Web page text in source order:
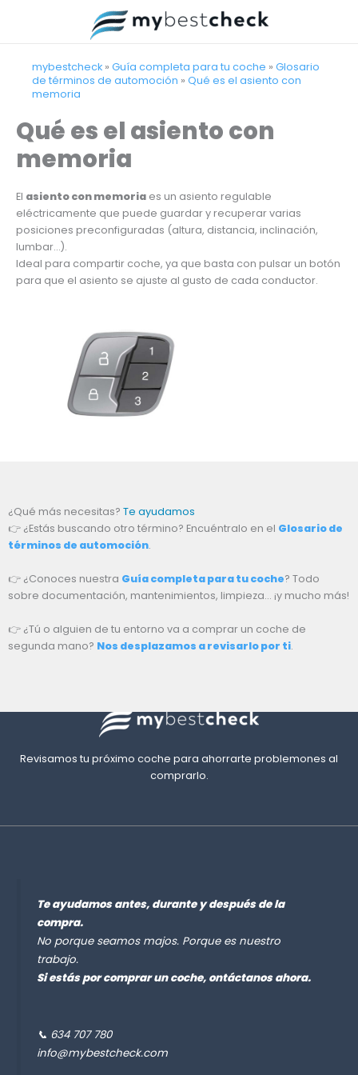
mybestcheck » Guía completa para tu coche » Glosario
de términos de automoción » Qué es el asiento con
memoria
Qué es el asiento con
memoria
El asiento con memoria es un asiento regulable
eléctricamente que puede guardar y recuperar varias
posiciones preconfiguradas (altura, distancia, inclinación,
lumbar…).
Ideal para compartir coche, ya que basta con pulsar un botón
para que el asiento se ajuste al gusto de cada conductor.
¿Qué más necesitas? Te ayudamos
👉 ¿Estás buscando otro término? Encuéntralo en el Glosario de
términos de automoción.
👉 ¿Conoces nuestra Guía completa para tu coche? Todo
sobre documentación, mantenimientos, limpieza… ¡y mucho más!
👉 ¿Tú o alguien de tu entorno va a comprar un coche de
segunda mano? Nos desplazamos a revisarlo por ti.
Revisamos tu próximo coche para ahorrarte problemones al
comprarlo.
Te ayudamos antes, durante y después de la
compra.
No porque seamos majos. Porque es nuestro
trabajo.
Si estás por comprar un coche, ontáctanos ahora.
📞 634 707 780
info@mybestcheck.com